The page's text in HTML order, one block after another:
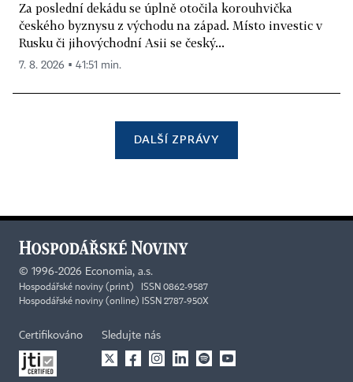
Za poslední dekádu se úplně otočila korouhvička
českého byznysu z východu na západ. Místo investic v
Rusku či jihovýchodní Asii se český...
7. 8. 2026 ▪ 41:51 min.
DALŠÍ ZPRÁVY
© 1996-2026 Economia, a.s.
Hospodářské noviny (print) ISSN 0862-9587
Hospodářské noviny (online) ISSN 2787-950X
Certifikováno Sledujte nás